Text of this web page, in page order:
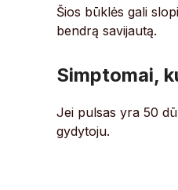
Šios būklės gali
bendrą savijautą.
Simptomai,
Jei pulsas yra 50
gydytoju.